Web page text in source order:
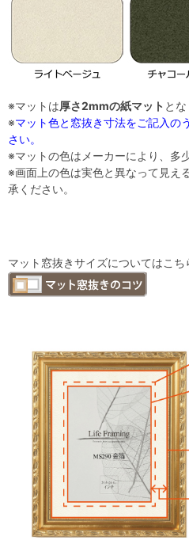
※マットは厚さ2mmの紙マット とな
※マット色と窓抜き寸法をご記入の
さい。
※マットの色はメーカーにより、多
※画面上の色は実色と異なって見え
承ください。
マット窓抜きサイズについてはこち